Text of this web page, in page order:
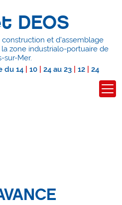
DEOS
et d'assemblage
la zone industrialo-portuaire de
sur-Mer.
du 14 10 24au 23 12 24